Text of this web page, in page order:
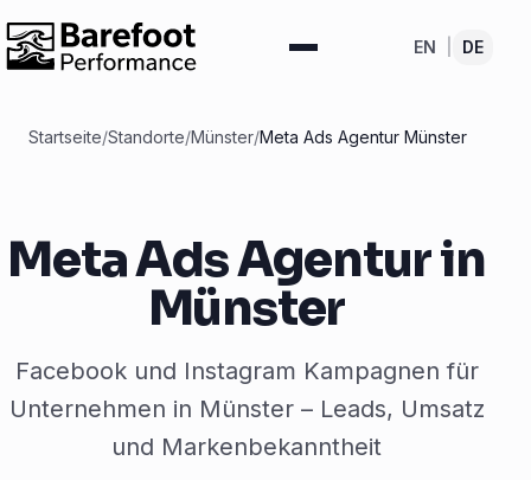
EN DE
Startseite/Standorte/Münster/Meta Ads Agentur Münster
Meta Ads Agentur in
Münster
Facebook und Instagram Kampagnen für
Unternehmen in Münster – Leads, Umsatz
und Markenbekanntheit